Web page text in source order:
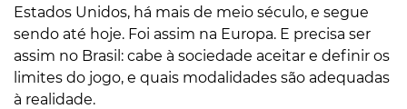
Estados Unidos, há mais de meio século, e segue
sendo até hoje. Foi assim na Europa. E precisa ser
assim no Brasil: cabe à sociedade aceitar e definir os
limites do jogo, e quais modalidades são adequadas
à realidade.